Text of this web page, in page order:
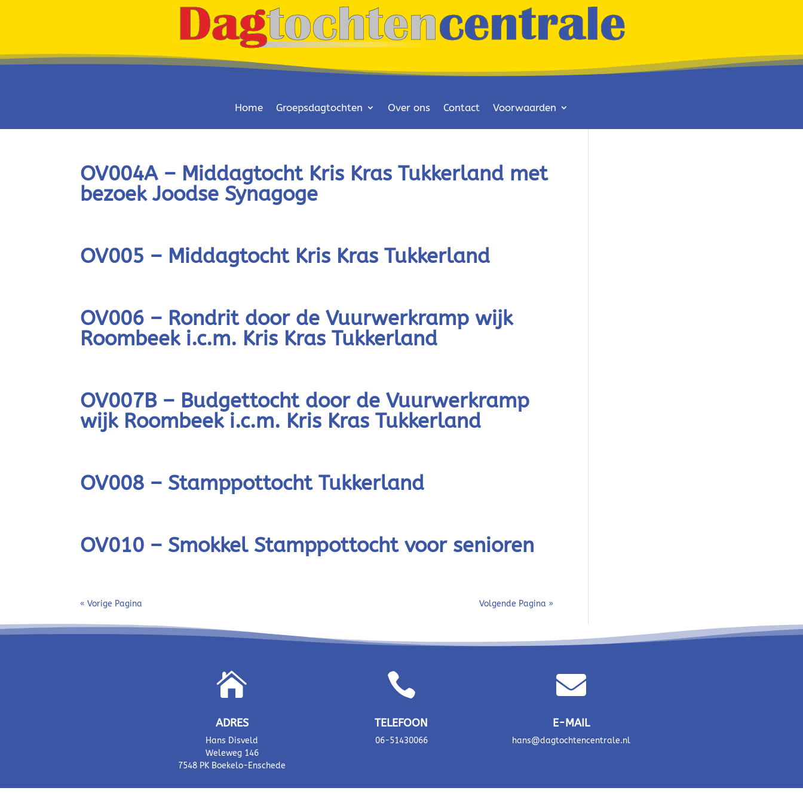
Home Groepsdagtochten Over ons Contact Voorwaarden
OV004A – Middagtocht Kris Kras Tukkerland met
bezoek Joodse Synagoge
OV005 – Middagtocht Kris Kras Tukkerland
OV006 – Rondrit door de Vuurwerkramp wijk
Roombeek i.c.m. Kris Kras Tukkerland
OV007B – Budgettocht door de Vuurwerkramp
wijk Roombeek i.c.m. Kris Kras Tukkerland
OV008 – Stamppottocht Tukkerland
OV010 – Smokkel Stamppottocht voor senioren
« Vorige Pagina Volgende Pagina »

ADRES
Hans Disveld
Weleweg 146
7548 PK Boekelo-Enschede

TELEFOON
06-51430066

E-MAIL
hans@dagtochtencentrale.nl